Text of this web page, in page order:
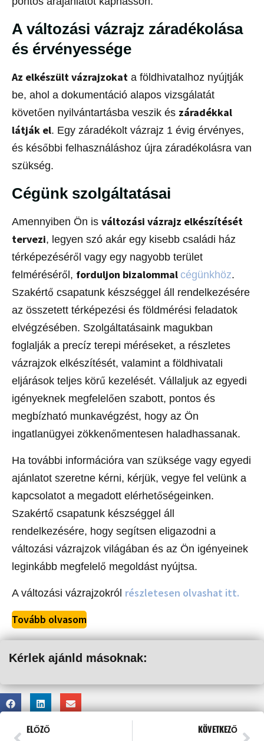
A változási vázrajz záradékolása
és érvényessége
Az elkészült vázrajzokat a földhivatalhoz nyújtják
be, ahol a dokumentáció alapos vizsgálatát
követően nyilvántartásba veszik és záradékkal
látják el. Egy záradékolt vázrajz 1 évig érvényes,
és későbbi felhasználáshoz újra záradékolásra van
szükség.
Cégünk szolgáltatásai
Amennyiben Ön is változási vázrajz elkészítését
tervezi, legyen szó akár egy kisebb családi ház
térképezéséről vagy egy nagyobb terület
felméréséről, forduljon bizalommal cégünkhöz.
Szakértő csapatunk készséggel áll rendelkezésére
az összetett térképezési és földmérési feladatok
elvégzésében. Szolgáltatásaink magukban
foglalják a precíz terepi méréseket, a részletes
vázrajzok elkészítését, valamint a földhivatali
eljárások teljes körű kezelését. Vállaljuk az egyedi
igényeknek megfelelően szabott, pontos és
megbízható munkavégzést, hogy az Ön
ingatlanügyei zökkenőmentesen haladhassanak.
Ha további információra van szüksége vagy egyedi
ajánlatot szeretne kérni, kérjük, vegye fel velünk a
kapcsolatot a megadott elérhetőségeinken.
Szakértő csapatunk készséggel áll
rendelkezésére, hogy segítsen eligazodni a
változási vázrajzok világában és az Ön igényeinek
leginkább megfelelő megoldást nyújtsa.
A változási vázrajzokról részletesen olvashat itt.
Tovább olvasom
Kérlek ajánld másoknak:
ELŐZŐ KÖVETKEZŐ